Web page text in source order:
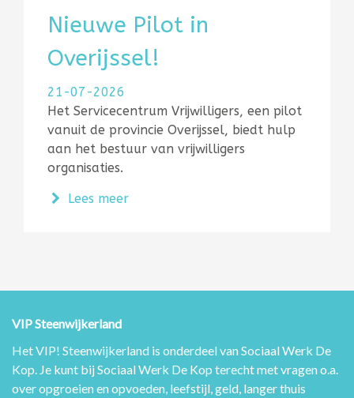
Nieuwe Pilot in
Overijssel!
21-07-2026
Het Servicecentrum Vrijwilligers, een pilot
vanuit de provincie Overijssel, biedt hulp
aan het bestuur van vrijwilligers
organisaties.
Lees meerover Nieuwe Pilot in Overijssel!
VIP Steenwijkerland
Het VIP! Steenwijkerland is onderdeel van Sociaal Werk De
Kop. Je kunt bij Sociaal Werk De Kop terecht met vragen o.a.
over opgroeien en opvoeden, leefstijl, geld, langer thuis